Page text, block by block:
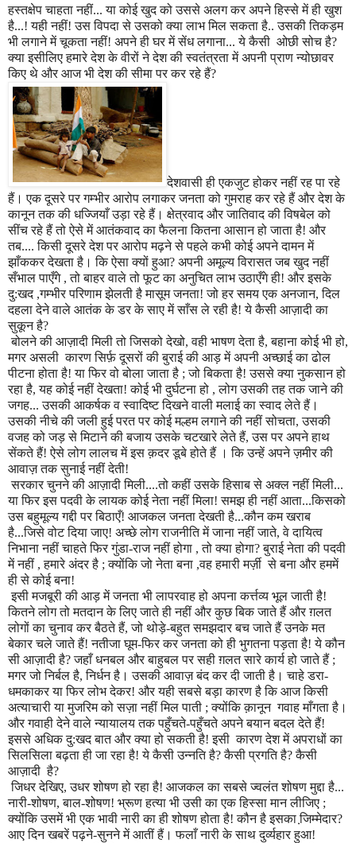
हस्तक्षेप चाहता नहीं... या कोई खुद को उससे अलग कर अपने हिस्से में ही खुश
है...! यही नहीं! उस विपदा से उसको क्या लाभ मिल सकता है.. उसकी तिकड़म
भी लगाने में चूकता नहीं! अपने ही घर में सेंध लगाना... ये कैसी ओछी सोच है?
क्या इसीलिए हमारे देश के वीरों ने देश की स्वतंत्रता में अपनी प्राण न्योछावर
किए थे और आज भी देश की सीमा पर कर रहे हैं?
देशवासी ही एकजुट होकर नहीं रह पा रहे
हैं। एक दूसरे पर गम्भीर आरोप लगाकर जनता को गुमराह कर रहे हैं और देश के
कानून तक की धज्जियाँ उड़ा रहे हैं। क्षेत्रवाद और जातिवाद की विषबेल को
सींच रहे हैं तो ऐसे में आतंकवाद का फैलना कितना आसान हो जाता है! और
तब.... किसी दूसरे देश पर आरोप मढ़नेसे पहले कभी कोई अपने दामन में
झाँककर देखता है। कि ऐसा क्यों हुआ? अपनी अमूल्य विरासत जब खुद नहीं
सँभाल पाएँगे , तो बाहर वाले तो फूट का अनुचित लाभ उठाएँगे ही! और इसके
दु:खद ,गम्भीर परिणाम झेलती है मासूम जनता! जो हर समय एक अनजान,दिल
दहला देने वाले आतंक के डर के साए में साँस ले रही है! ये कैसी आज़ादी का
सुकून है?
बोलने की आज़ादी मिली तो जिसको देखो,वही भाषण देता है,बहाना कोई भी हो,
मगर असली कारण सिर्फ़दूसरों की बुराई की आड़ में अपनी अच्छाई का ढोल
पीटना होता है! या फिर वो बोला जाता है ;जो बिकता है! उससे क्या नुकसान हो
रहा है,यहकोई नहीं देखता! कोई भी दुर्घटना हो ,लोग उसकी तह तक जाने की
जगह... उसकी आकर्षक व स्वादिष्ट दिखने वाली मलाई का स्वाद लेते हैं।
उसकी नीचे की जली हुई परत पर कोई मल्हम लगाने की नहीं सोचता,उसकी
वजह को जड़ से मिटाने की बजाय उसके चटखारे लेते हैं,उस पर अपने हाथ
सेंकते हैं! ऐसे लोग लालच में इसक़दर डूबे होते हैं । कि उन्हें अपने ज़मीर की
आवाज़ तक सुनाई नहीं देती!
सरकार चुनने की आज़ादी मिली....तो कहीं उसके हिसाब से अक्ल नहीं मिली...
या फिर इस पदवी के लायक कोई नेता नहीं मिला! समझ ही नहीं आता...किसको
उस बहुमूल्य गद्दी पर बिठाएँ! आजकल जनता देखती है...कौन कम खराब
है...जिसे वोट दिया जाए! अच्छे लोग राजनीति में जाना नहीं जाते, वेदायित्व
निभाना नहीं चाहते फिर गुंडा-राज नहींहोगा ,तो क्या होगा?बुराई नेता की पदवी
में नहीं ,हमारे अंदर है ; क्योंकि जो नेता बना ,वहहमारीमर्ज़ीसे बना और हममें
ही से कोई बना!
इसी मजबूरी की आड़ में जनता भी लापरवाह हो अपना कर्त्तव्य भूल जाती है!
कितने लोग तो मतदान के लिए जाते ही नहीं और कुछ बिक जाते हैं औरग़लत
लोगों का चुनाव कर बैठते हैं,जो थोड़े-बहुत समझदार बच जाते हैं उनके मत
बेकार चले जाते हैं! नतीजा घूम-फिर कर जनता को ही भुगतना पड़ता है! ये कौन
सी आज़ादी है?जहाँ धनबल और बाहुबल पर सहीग़लत सारे कार्य हो जाते हैं ;
मगर जो निर्बल है,निर्धन है। उसकी आवाज़ बंद कर दी जाती है। चाहे डरा-
धमकाकर या फिर लोभ देकर! और यही सबसे बड़ा कारण हैकिआज किसी
अत्याचारी या मुजरिम को सज़ा नहीं मिल पाती ; क्योंकिक़ानून गवाह माँगता है।
और गवाही देने वाले न्यायालय तक पहुँचते-पहुँचते अपने बयान बदल देते हैं!
इससे अधिक दु:खद बात और क्या हो सकती है!इसी कारण देश में अपराधों का
सिलसिला बढ़ता ही जा रहा है! ये कैसी उन्नति है?कैसी प्रगति है?कैसी
आज़ादी है?
जिधर देखिए,उधर शोषण हो रहा है! आजकल का सबसे ज्वलंत शोषण मुद्दा है...
नारी-शोषण,बाल-शोषण! भ्रूण हत्या भी उसी का एक हिस्सा मान लीजिए ;
क्योंकि उसमें भी एक भावी नारी का ही शोषण होता है! कौन है इसका जि़म्मेदार?
आए दिन खबरें पढ़ने-सुनने में आतीं हैं। फलाँ नारी के साथ दुर्व्यहार हुआ!